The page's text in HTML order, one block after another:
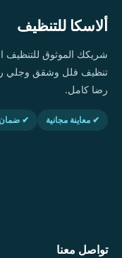
ألاسكا للتنظيف
شريكك الموثوق للتنظيف
تنظيف فلل وشقق وجلي
رضا كامل.
✔ معاينة مجانية ✔ ضمان
تواصل معنا